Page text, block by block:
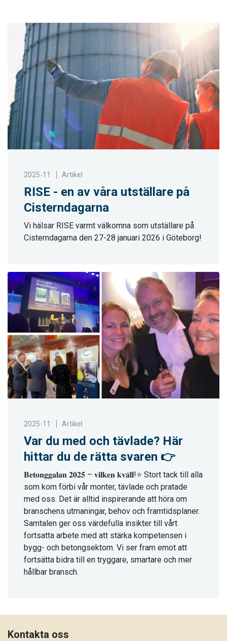
2025-11 Artikel
RISE - en av våra utställare på
Cisterndagarna
Vi hälsar RISE varmt välkomna som utställare på
Cisterndagarna den 27-28 januari 2026 i Göteborg!
2025-11 Artikel
Var du med och tävlade? Här
hittar du de rätta svaren 👉
𝐁𝐞𝐭𝐨𝐧𝐠𝐠𝐚𝐥𝐚𝐧 𝟐𝟎𝟐𝟓 – 𝐯𝐢𝐥𝐤𝐞𝐧 𝐤𝐯𝐚̈𝐥𝐥!⭐ Stort tack till alla
som kom förbi vår monter, tävlade och pratade
med oss. Det är alltid inspirerande att höra om
branschens utmaningar, behov och framtidsplaner.
Samtalen ger oss värdefulla insikter till vårt
fortsatta arbete med att stärka kompetensen i
bygg- och betongsektorn. Vi ser fram emot att
fortsätta bidra till en tryggare, smartare och mer
hållbar bransch.
Kontakta oss